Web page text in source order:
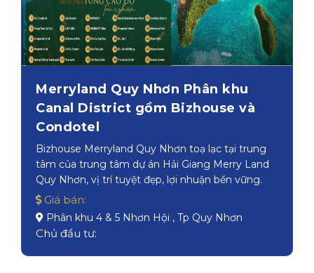
Merryland Quy Nhơn Phân khu
Canal District gồm Bizhouse và
Condotel
Bizhouse Merryland Quy Nhơn toạ lạc tại trung
tâm của trung tâm dự án Hải Giang Merry Land
Quy Nhơn, vị trí tuyệt đẹp, lợi nhuận bền vững.
Giá bán:
Phân khu 4 & 5 Nhơn Hội , Tp Quy Nhơn
Chủ đầu tư: